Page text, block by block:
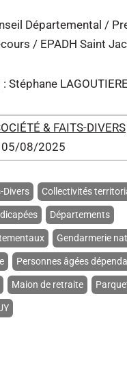
Départemental /
/ EPADH Saint
: Stéphane LAGOUTIERE
& FAITS-DIVERS
05/08/2025
Divers Collectivités
Départements
Gendarmerie
Personnes âgées
Maion de retraite